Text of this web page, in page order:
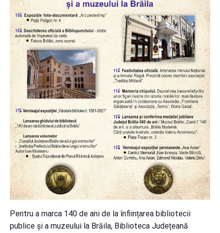
Pentru a marca 140 de ani de la înființarea bibliotecii
publice și a muzeului la Brăila, Biblioteca Județeană